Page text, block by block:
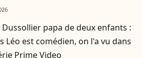
papa de deux enfants :
Léo est comédien, on l'a vu dans
Prime Video